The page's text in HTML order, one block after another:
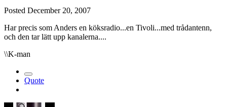
Posted December 20, 2007
Har precis som Anders en köksradio...en Tivoli...med trådantenn,
och den tar lätt upp kanalerna....
\\K-man
Quote